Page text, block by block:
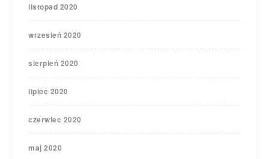
listopad 2020
wrzesień 2020
sierpień 2020
lipiec 2020
czerwiec 2020
maj 2020